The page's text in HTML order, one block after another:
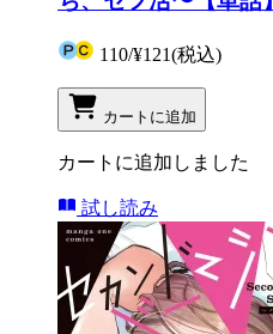
110/¥121(税込)
カートに追加
カートに追加しました
試し読み